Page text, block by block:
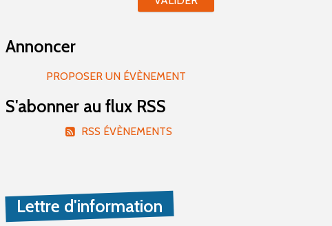
Annoncer
PROPOSER UN ÉVÈNEMENT
S'abonner au flux RSS
RSS ÉVÈNEMENTS
Lettre d'information